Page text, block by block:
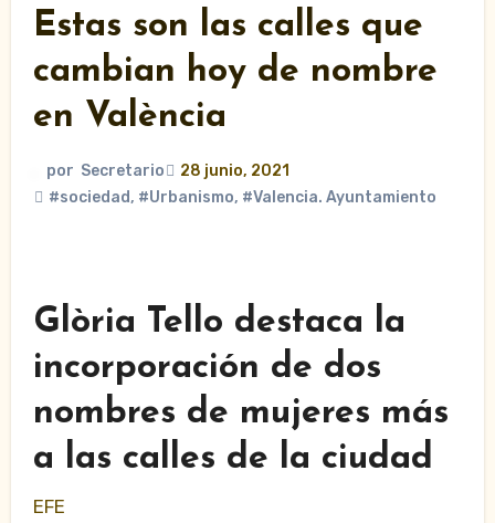
Estas son las calles que
cambian hoy de nombre
en València
por Secretario
28 junio, 2021
#sociedad, #Urbanismo, #Valencia. Ayuntamiento
Glòria Tello destaca la
incorporación de dos
nombres de mujeres más
a las calles de la ciudad
EFE